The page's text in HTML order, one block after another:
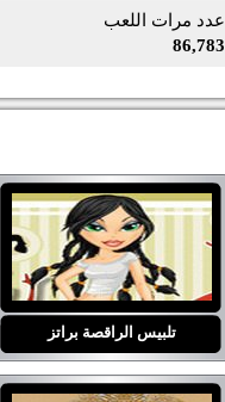
عدد مرات اللعب
86,783
تلبيس الراقصة براتز